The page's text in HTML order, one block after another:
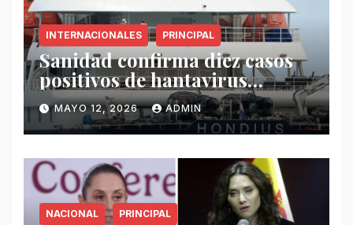
INTERNACIONALES PRINCIPAL
Sanidad confirma diez casos
positivos de hantavirus
vinculados al crucero MV
Hondius
MAYO 12, 2026 ADMIN
NACIONAL PRINCIPAL